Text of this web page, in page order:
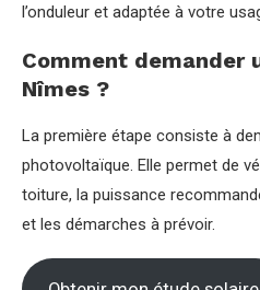
l’onduleur et adaptée à votre
Comment demander
Nîmes ?
La première étape consiste à
photovoltaïque. Elle permet de
toiture, la puissance
et les démarches à prévoir.